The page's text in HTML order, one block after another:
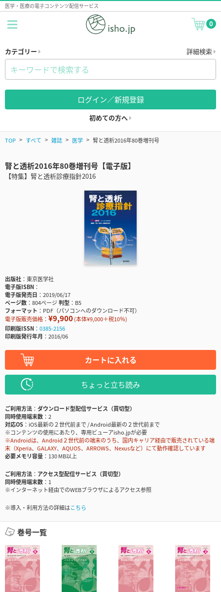
医学・医療の電子コンテンツ配信サービス
0
カテゴリー 詳細検索
ログイン／新規登録
初めての方へ
TOP すべて 雑誌 医学 腎と透析2016年80巻増刊号
腎と透析2016年80巻増刊号【電子版】
【特集】腎と透析診療指針2016
出版社
東京医学社
電子版ISBN
電子版発売日
2019/06/17
ページ数
804ページ判型
B5
フォーマット
PDF（パソコンへのダウンロード不可）
電子版販売価格： ¥9,900(本体¥9,000＋税10％)
印刷版ISSN
0385-2156
印刷版発行年月
2016/06
カートに入れる
ちょっと立ち読み
ご利用方法
ダウンロード型配信サービス（買切型）
同時使用端末数
2
対応OS
iOS最新の２世代前まで / Android最新の２世代前まで
※コンテンツの使用にあたり、専用ビューアisho.jpが必要
※Androidは、Android２世代前の端末のうち、国内キャリア経由で販売されている端
末（Xperia、GALAXY、AQUOS、ARROWS、Nexusなど）にて動作確認しています
必要メモリ容量
130 MB以上
ご利用方法
アクセス型配信サービス（買切型）
同時使用端末数
1
※インターネット経由でのWEBブラウザによるアクセス参照
※導入・利用方法の詳細はこちら
巻号一覧